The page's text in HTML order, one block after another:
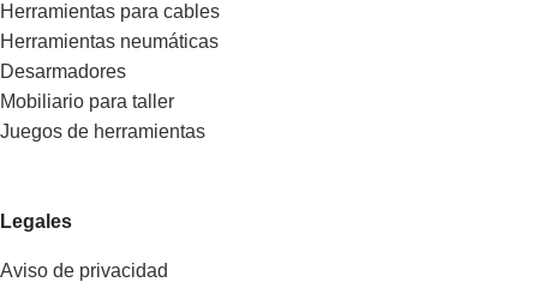
Herramientas para cables
Herramientas neumáticas
Desarmadores
Mobiliario para taller
Juegos de herramientas
Legales
Aviso de privacidad